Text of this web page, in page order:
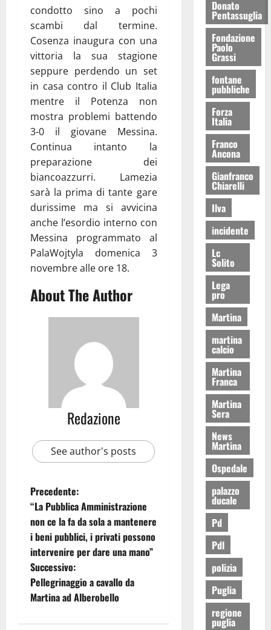
condotto sino a pochi
scambi dal termine.
Cosenza inaugura con una
vittoria la sua stagione
seppure perdendo un set
in casa contro il Club Italia
mentre il Potenza non
mostra problemi battendo
3-0 il giovane Messina.
Continua intanto la
preparazione dei
biancoazzurri. Lamezia
sarà la prima di tante gare
durissime ma si avvicina
anche l’esordio interno con
Messina programmato al
PalaWojtyla domenica 3
novembre alle ore 18.
About The Author
Redazione
See author's posts
Precedente:
“La Pubblica Amministrazione
non ce la fa da sola a mantenere
i beni pubblici, i privati possono
intervenire per dare una mano”
Successivo:
Pellegrinaggio a cavallo da
Martina ad Alberobello
Donato
Pentassuglia
Fondazione
Paolo
Grassi
fontane
pubbliche
Forza
Italia
Franco
Ancona
Gianfranco
Chiarelli
Ilva
incidente
Lc
Solito
Lega
pro
Martina
martina
calcio
Martina
Franca
Martina
Sera
News
Martina
Ospedale
palazzo
ducale
Pd
Pdl
polizia
Puglia
regione
puglia